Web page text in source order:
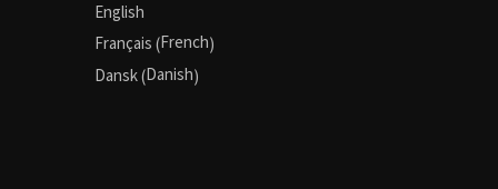
English
Français (French)
Dansk(Danish)